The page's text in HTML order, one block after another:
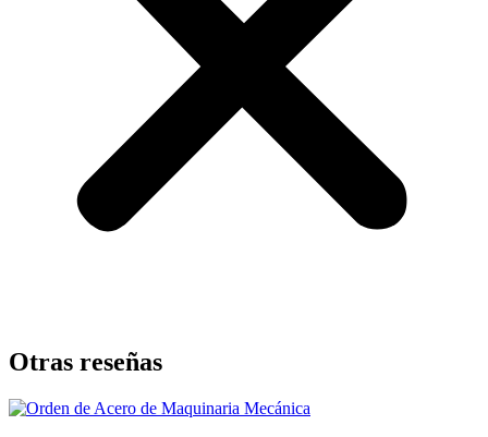
Otras reseñas